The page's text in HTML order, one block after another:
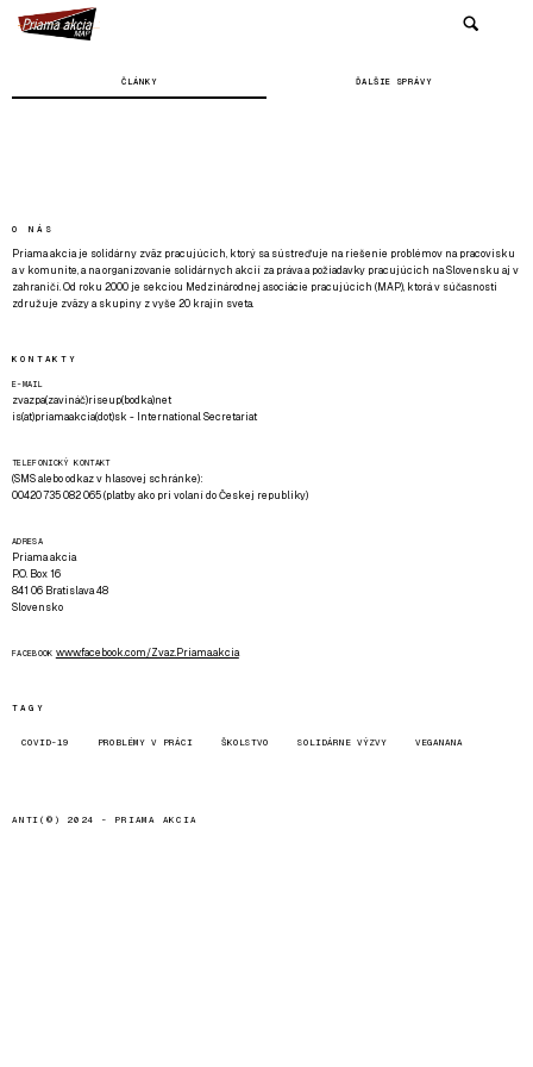
ČLÁNKY ĎALŠIE SPRÁVY
O NÁS
Priama akcia je solidárny zväz pracujúcich, ktorý sa sústreďuje na riešenie problémov na pracovisku
a v komunite, a na organizovanie solidárnych akcií za práva a požiadavky pracujúcich na Slovensku aj v
zahraničí. Od roku 2000 je sekciou Medzinárodnej asociácie pracujúcich (MAP), ktorá v súčasnosti
združuje zväzy a skupiny z vyše 20 krajín sveta.
KONTAKTY
E-MAIL
zvazpa(zavináč)riseup(bodka)net
is(at)priamaakcia(dot)sk - International Secretariat
TELEFONICKÝ KONTAKT
(SMS alebo odkaz v hlasovej schránke):
00420 735 082 065 (platby ako pri volaní do Českej republiky)
ADRESA
Priama akcia
P.O. Box 16
841 06 Bratislava 48
Slovensko
FACEBOOK www.facebook.com/Zvaz.Priama.akcia
TAGY
COVID-19 PROBLÉMY V PRÁCI ŠKOLSTVO SOLIDÁRNE VÝZVY VEGANANA
ANTI(©) 2024 - PRIAMA AKCIA